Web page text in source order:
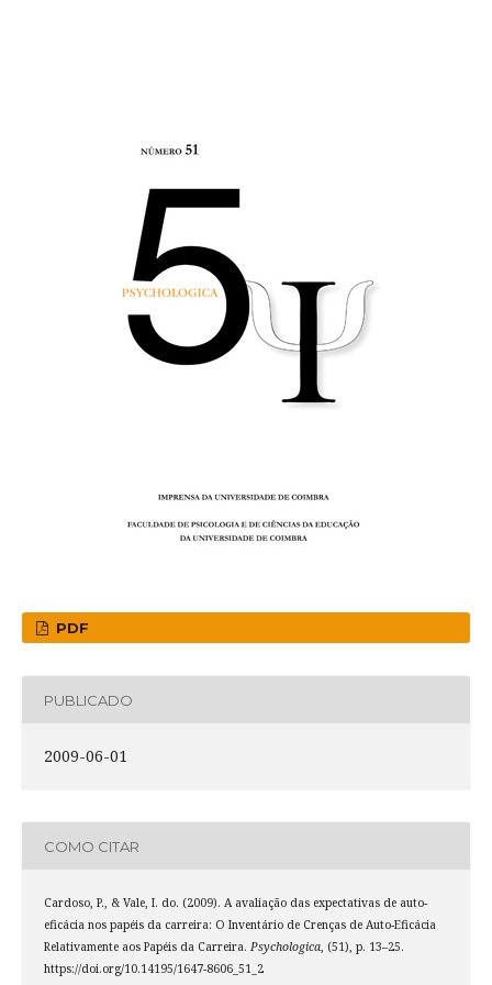
PDF
PUBLICADO
2009-06-01
COMO CITAR
Cardoso, P., & Vale, I. do. (2009). A avaliação das expectativas de auto-
eficácia nos papéis da carreira: O Inventário de Crenças de Auto-Eficácia
Relativamente aos Papéis da Carreira. Psychologica, (51), p. 13–25.
https://doi.org/10.14195/1647-8606_51_2